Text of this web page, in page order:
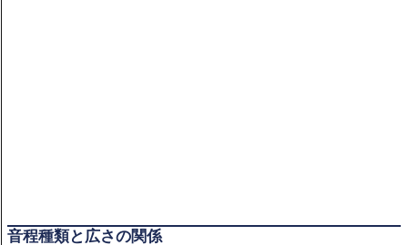
音程種類と広さの関係